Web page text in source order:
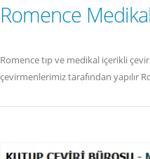
Romence
Romence tıp ve medikal içerikli
çevirmenlerimiz tarafından yapılır